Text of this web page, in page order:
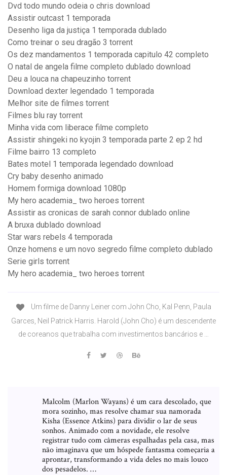
Dvd todo mundo odeia o chris download
Assistir outcast 1 temporada
Desenho liga da justiça 1 temporada dublado
Como treinar o seu dragão 3 torrent
Os dez mandamentos 1 temporada capitulo 42 completo
O natal de angela filme completo dublado download
Deu a louca na chapeuzinho torrent
Download dexter legendado 1 temporada
Melhor site de filmes torrent
Filmes blu ray torrent
Minha vida com liberace filme completo
Assistir shingeki no kyojin 3 temporada parte 2 ep 2 hd
Filme bairro 13 completo
Bates motel 1 temporada legendado download
Cry baby desenho animado
Homem formiga download 1080p
My hero academia_ two heroes torrent
Assistir as cronicas de sarah connor dublado online
A bruxa dublado download
Star wars rebels 4 temporada
Onze homens e um novo segredo filme completo dublado
Serie girls torrent
My hero academia_ two heroes torrent
Um filme de Danny Leiner com John Cho, Kal Penn, Paula
Garces, Neil Patrick Harris. Harold (John Cho) é um descendente
de coreanos que trabalha com investimentos bancários e …
Malcolm (Marlon Wayans) é um cara descolado, que
mora sozinho, mas resolve chamar sua namorada
Kisha (Essence Atkins) para dividir o lar de seus
sonhos. Animado com a novidade, ele resolve
registrar tudo com câmeras espalhadas pela casa, mas
não imaginava que um hóspede fantasma começaria a
aprontar, transformando a vida deles no mais louco
dos pesadelos. …